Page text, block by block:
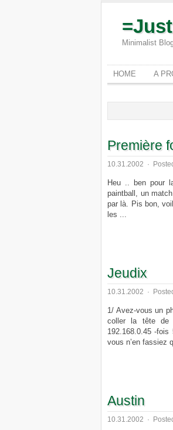
Minimalist
HOME A
Première
10.31.2002 ·
Heu .. ben pour
paintball, un
par là. Pis bon,
les ...
Jeudix
10.31.2002 ·
1/ Avez-vous un
coller la tête de
192.168.0.45 -
vous n’en fassiez
Austin
10.31.2002 ·